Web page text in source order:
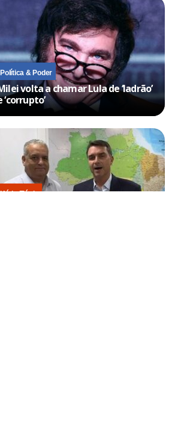
Política & Poder
volta a chamar Lula de ‘ladrão’
‘corrupto’
Kátia Flávia